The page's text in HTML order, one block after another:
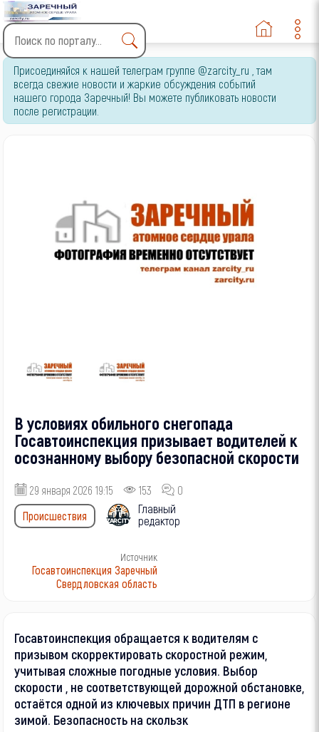
Type 2 or more characters
for results.
Присоединяйся к нашей телеграм группе @zarcity_ru , там
всегда свежие новости и жаркие обсуждения событий
нашего города Заречный! Вы можете публиковать новости
после регистрации.
В условиях обильного снегопада
Госавтоинспекция призывает водителей к
осознанному выбору безопасной скорости
29 января 2026 19:15 153
0
Происшествия
Главный
редактор
Источник
Госавтоинспекция Заречный
Свердловская область
Госавтоинспекция обращается к водителям с
призывом скорректировать скоростной режим,
учитывая сложные погодные условия. Выбор
скорости , не соответствующей дорожной обстановке,
остаётся одной из ключевых причин ДТП в регионе
зимой. Безопасность на скользк